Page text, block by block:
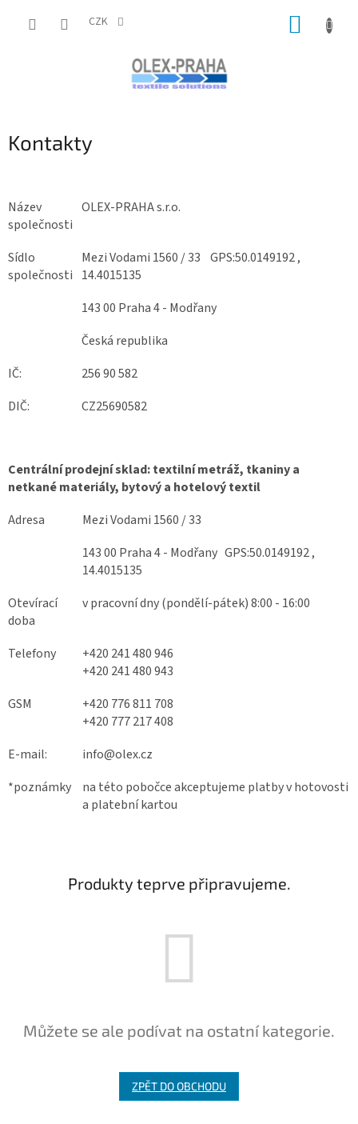
CZK
Kontakty
Název
společnosti
OLEX-PRAHA s.r.o.
Sídlo
společnosti
Mezi Vodami 1560 / 33 GPS:50.0149192 ,
14.4015135
143 00 Praha 4 - Modřany
Česká republika
IČ:
256 90 582
DIČ:
CZ25690582
Centrální prodejní sklad: textilní metráž, tkaniny a
netkané materiály, bytový a hotelový textil
Adresa
Mezi Vodami 1560 / 33
143 00 Praha 4 - Modřany GPS:50.0149192 ,
14.4015135
Otevírací
doba
v pracovní dny (pondělí-pátek) 8:00 - 16:00
Telefony
+420 241 480 946
+420 241 480 943
GSM
+420 776 811 708
+420 777 217 408
E-mail:
info@olex.cz
*poznámky
na této pobočce akceptujeme platby v hotovosti
a platební kartou
Produkty teprve připravujeme.
Můžete se ale podívat na ostatní kategorie.
ZPĚT DO OBCHODU